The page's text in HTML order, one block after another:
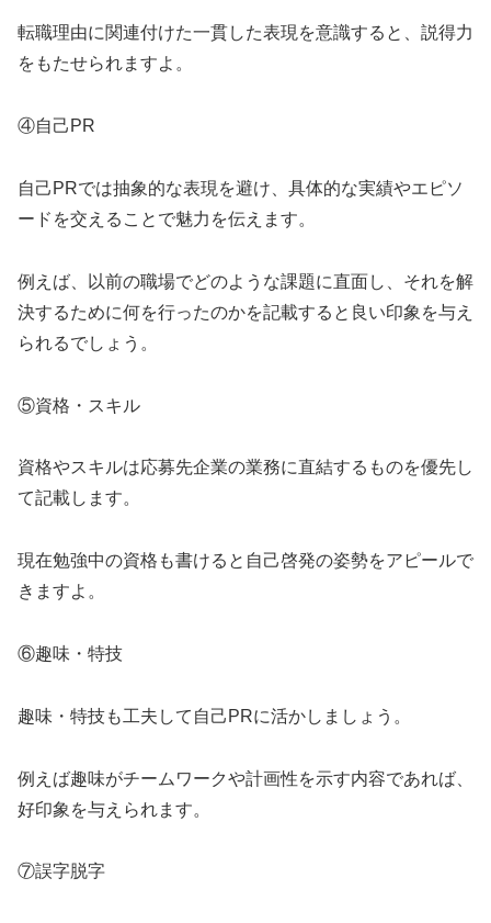
転職理由に関連付けた一貫した表現を意識すると、説得力
をもたせられますよ。
④自己PR
自己PRでは抽象的な表現を避け、具体的な実績やエピソ
ードを交えることで魅力を伝えます。
例えば、以前の職場でどのような課題に直面し、それを解
決するために何を行ったのかを記載すると良い印象を与え
られるでしょう。
⑤資格・スキル
資格やスキルは応募先企業の業務に直結するものを優先し
て記載します。
現在勉強中の資格も書けると自己啓発の姿勢をアピールで
きますよ。
⑥趣味・特技
趣味・特技も工夫して自己PRに活かしましょう。
例えば趣味がチームワークや計画性を示す内容であれば、
好印象を与えられます。
⑦誤字脱字